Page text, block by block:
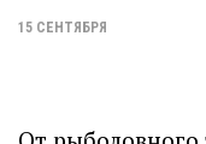
15 СЕНТЯБРЯ